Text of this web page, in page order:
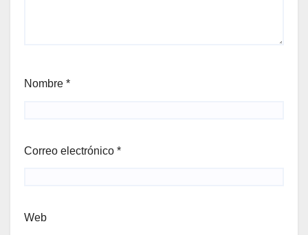
Nombre *
Correo electrónico *
Web